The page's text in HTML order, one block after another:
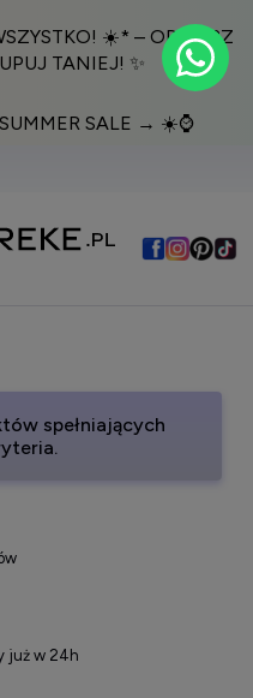
☀️* – ODBIERZ
TANIEJ! ✨
SALE → ☀️⌚️
spełniających
już w 24h